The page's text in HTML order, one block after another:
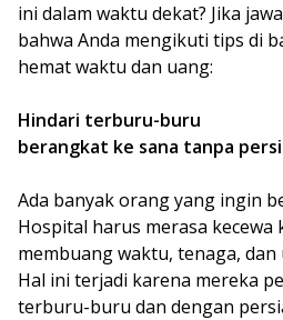
ini dalam waktu dekat? Jika
bahwa Anda mengikuti tips di
hemat waktu dan uang:
Hindari terburu-buru
berangkat ke sana tanpa
Ada banyak orang yang ingin
Hospital harus merasa kecewa
membuang waktu, tenaga, dan
Hal ini terjadi karena mereka
terburu-buru dan dengan